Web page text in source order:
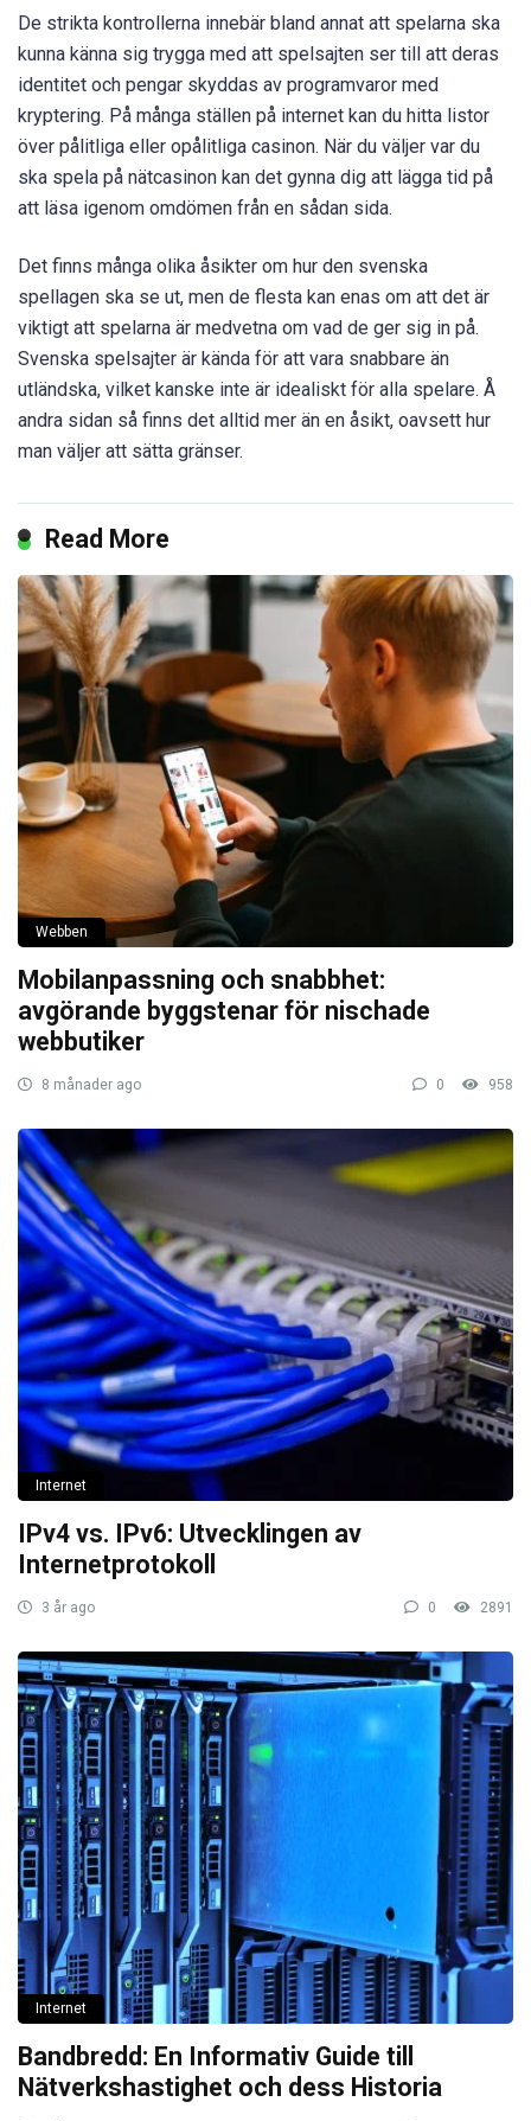
De strikta kontrollerna innebär bland annat att spelarna ska
kunna känna sig trygga med att spelsajten ser till att deras
identitet och pengar skyddas av programvaror med
kryptering. På många ställen på internet kan du hitta listor
över pålitliga eller opålitliga casinon. När du väljer var du
ska spela på nätcasinon kan det gynna dig att lägga tid på
att läsa igenom omdömen från en sådan sida.
Det finns många olika åsikter om hur den svenska
spellagen ska se ut, men de flesta kan enas om att det är
viktigt att spelarna är medvetna om vad de ger sig in på.
Svenska spelsajter är kända för att vara snabbare än
utländska, vilket kanske inte är idealiskt för alla spelare. Å
andra sidan så finns det alltid mer än en åsikt, oavsett hur
man väljer att sätta gränser.
Read More
Webben
Mobilanpassning och snabbhet:
avgörande byggstenar för nischade
webbutiker
8 månader ago 0 958
Internet
IPv4 vs. IPv6: Utvecklingen av
Internetprotokoll
3 år ago 0 2891
Internet
Bandbredd: En Informativ Guide till
Nätverkshastighet och dess Historia